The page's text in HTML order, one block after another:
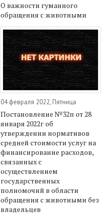
О важности гуманного
обращения с животными
04 февраля 2022, Пятница
Постановление №32п от 28
января 2022г об
утверждении нормативов
средней стоимости услуг на
финансирование расходов,
связанных с
осуществлением
государственных
полномочий в области
обращения с животными без
владельцев